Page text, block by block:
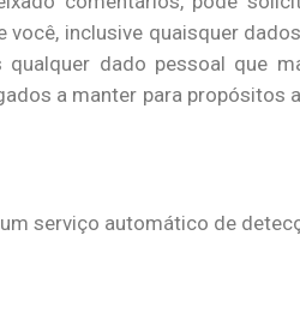
inclusive quaisquer
dado pessoal que
a manter para propósitos
serviço automático de